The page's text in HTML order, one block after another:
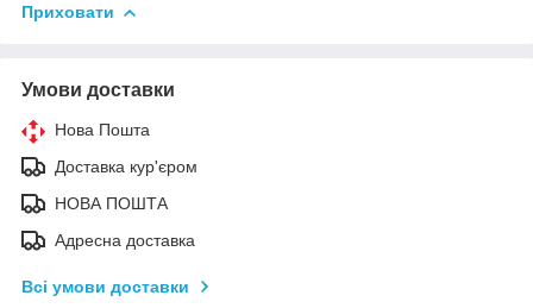
Приховати
Умови доставки
Нова Пошта
Доставка кур'єром
НОВА ПОШТА
Адресна доставка
Всі умови доставки